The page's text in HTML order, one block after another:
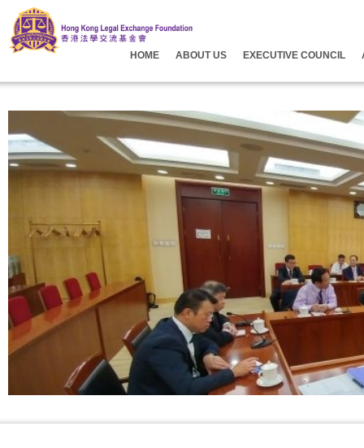
HOME ABOUT US EXECUTIVE COUNCIL